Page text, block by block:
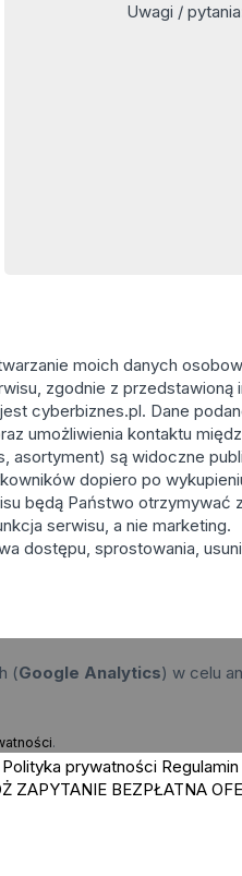
Uwagi /
moich danych
zgodnie z
cyberbiznes.pl. Dane
umożliwienia kontaktu
asortyment) są widoczne
dopiero po
będą Państwo
serwisu, a nie marketing.
dostępu, sprostowania,
(Google Analytics) w celu
.
Polityka prywatności
ZAPYTANIE BEZPŁATNA